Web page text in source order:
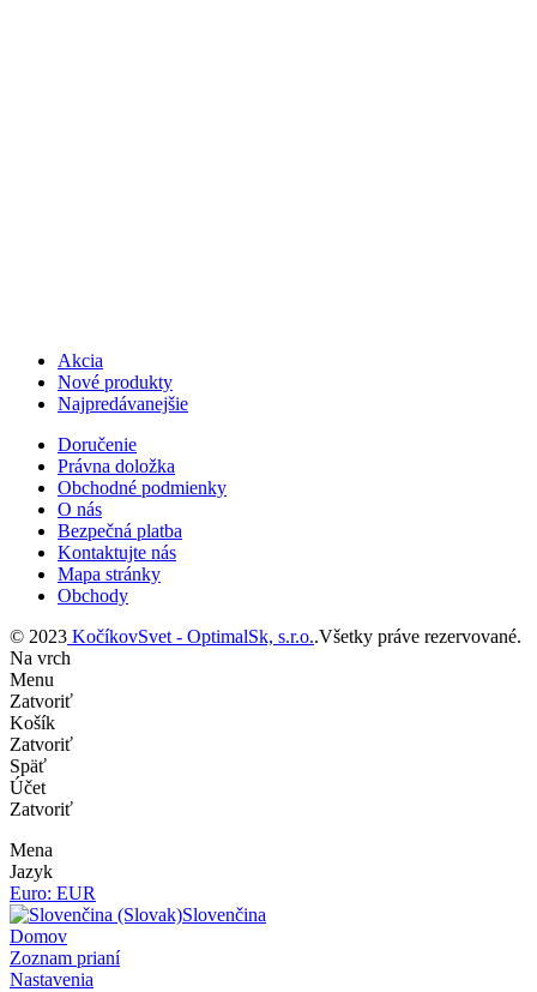
Akcia
Nové produkty
Najpredávanejšie
Doručenie
Právna doložka
Obchodné podmienky
O nás
Bezpečná platba
Kontaktujte nás
Mapa stránky
Obchody
© 2023 KočíkovSvet - OptimalSk, s.r.o..Všetky práve rezervované.
Na vrch
Menu
Zatvoriť
Košík
Zatvoriť
Späť
Účet
Zatvoriť
Mena
Jazyk
Euro: EUR
Slovenčina
Domov
Zoznam prianí
Nastavenia